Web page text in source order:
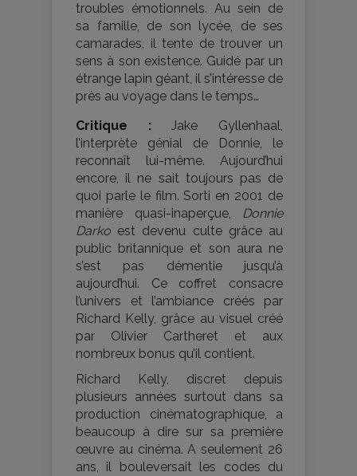
troubles émotionnels. Au sein de
sa famille, de son lycée, de ses
camarades, il tente de trouver un
sens à son existence. Guidé par un
étrange lapin géant, il s’intéresse de
près au voyage dans le temps…
Critique : Jake Gyllenhaal,
l’interprète génial de Donnie, le
reconnaît lui-même. Aujourd’hui
encore, il ne sait toujours pas de
quoi parle le film. Sorti en 2001 de
manière quasi-inaperçue, Donnie
Darko est devenu culte grâce au
public britannique et son aura ne
s’est pas démentie jusqu’à
aujourd’hui. Ce coffret consacre
l’univers et l’ambiance créés par
Richard Kelly, grâce au visuel créé
par Olivier Cartheret et aux
nombreux bonus qu’il contient.
Richard Kelly, discret depuis
plusieurs années surtout dans sa
production cinématographique, a
beaucoup à dire sur sa première
œuvre au cinéma. A seulement 26
ans, il bouleversait les codes du